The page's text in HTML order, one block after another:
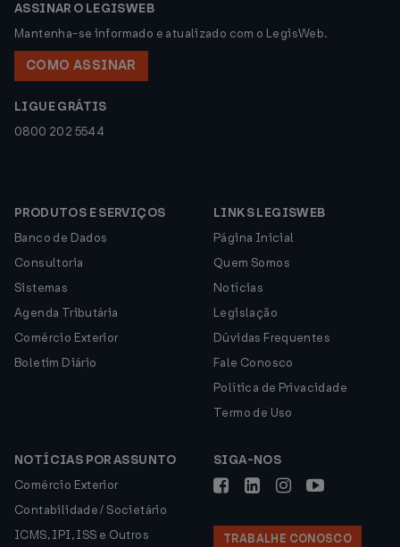
ASSINAR O LEGISWEB
Mantenha-se informado e atualizado com o LegisWeb.
COMO ASSINAR
LIGUE GRÁTIS
0800 202 5544
PRODUTOS E SERVIÇOS
Banco de Dados
Consultoria
Sistemas
Agenda Tributária
Comércio Exterior
Boletim Diário
LINKS LEGISWEB
Página Inicial
Quem Somos
Notícias
Legislação
Dúvidas Frequentes
Fale Conosco
Política de Privacidade
Termo de Uso
NOTÍCIAS POR ASSUNTO
Comércio Exterior
Contabilidade / Societário
ICMS, IPI, ISS e Outros
SIGA-NOS
TRABALHE CONOSCO